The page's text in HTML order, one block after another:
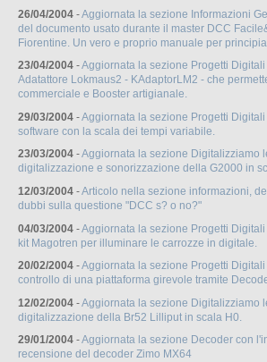
26/04/2004 -Aggiornata la sezione Informazioni
del documento usato durante il master DCC
Fiorentine. Un vero e proprio manuale per
23/04/2004 -Aggiornata la sezione Progetti
Adatattore Lokmaus2 - KAdaptorLM2 - che
commerciale e Booster artigianale.
29/03/2004 -Aggiornata la sezione Progetti
software con la scala dei tempi variabile.
23/03/2004 -Aggiornata la sezione Digitalizziamo
digitalizzazione e sonorizzazione della G2000 in
12/03/2004 -Articolo nella sezione informazioni,
dubbi sulla questione "DCC s? o no?"
04/03/2004 -Aggiornata la sezione Progetti
kit Magotren per illuminare le carrozze in digitale.
20/02/2004 -Aggiornata la sezione Progetti
controllo di una piattaforma girevole tramite
12/02/2004 -Aggiornata la sezione Digitalizziamo
digitalizzazione della Br52 Lilliput in scala H0.
29/01/2004 -Aggiornata la sezione Decoder con
recensione del decoder Zimo MX64